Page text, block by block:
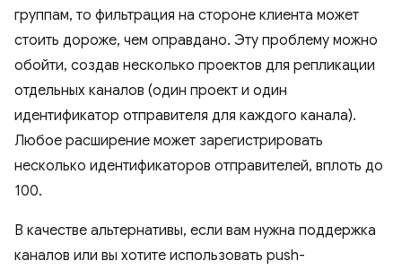
группам, то фильтрация на стороне клиента может
стоить дороже, чем оправдано. Эту проблему можно
обойти, создав несколько проектов для репликации
отдельных каналов (один проект и один
идентификатор отправителя для каждого канала).
Любое расширение может зарегистрировать
несколько идентификаторов отправителей, вплоть до
100.
В качестве альтернативы, если вам нужна поддержка
каналов или вы хотите использовать push-